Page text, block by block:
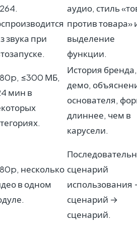
звука при
аудио, стиль
против товара»
выделение
функции.
≤300 МБ,
мин в
История бренда,
демо,
основателя,
длиннее, чем в
карусели.
несколько
в одном
сценарий
использования
сценарий →
сценарий.